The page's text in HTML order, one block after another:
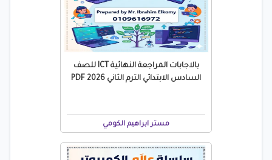
بالاجابات المراجعة النهائية ICT للصف
السادس الابتدائي الترم الثاني 2026 PDF
مستر ابراهيم الكومي